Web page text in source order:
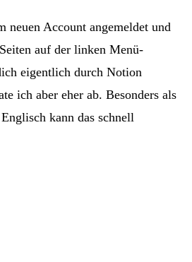
neuen Account angemeldet und
auf der linken Menü-
eigentlich durch Notion
ich aber eher ab. Besonders als
kann das schnell